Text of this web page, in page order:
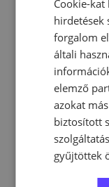
vicora
Cookie-
hirdetések
forgalom
általi
elemző
azokat
biztosított
gyűjtöttek